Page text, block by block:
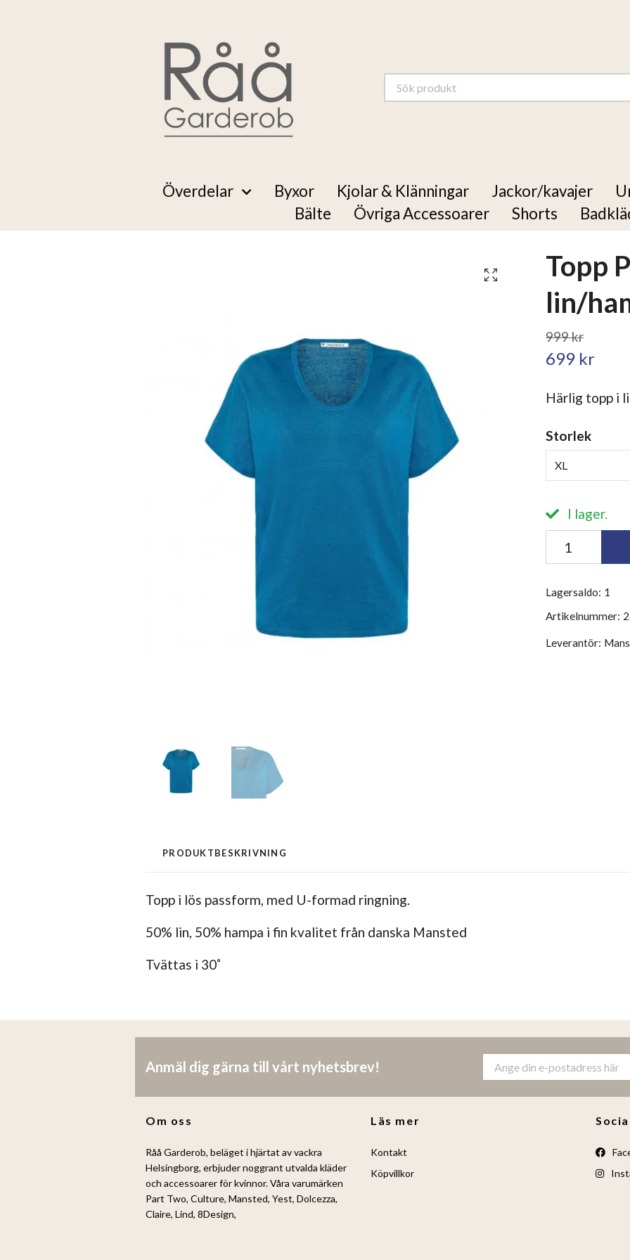
Överdelar Byxor Kjolar & Klänningar Jackor/kavajer
Bälte
Övriga Accessoarer Shorts
Topp
lin/
999 kr
699 kr
Härlig topp i
Storlek
XL
I lager.
Lagersaldo: 1
Artikelnummer:
Leverantör:
PRODUKTBESKRIVNING
Topp i lös passform, med U-formad ringning.
50% lin, 50% hampa i fin kvalitet från danska Mansted
Tvättas i 30˚
Anmäl dig gärna till vårt nyhetsbrev!
Om oss
Råå Garderob, beläget i hjärtat av vackra
Helsingborg, erbjuder noggrant utvalda kläder
och accessoarer för kvinnor. Våra varumärken
Part Two, Culture, Mansted, Yest, Dolcezza,
Claire, Lind, 8Design,
Läs mer
Kontakt
Köpvillkor